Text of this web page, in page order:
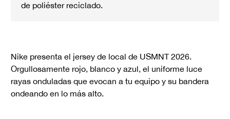
de poliéster reciclado.
Nike presenta el jersey de local de USMNT 2026.
Orgullosamente rojo, blanco y azul, el uniforme luce
rayas onduladas que evocan a tu equipo y su bandera
ondeando en lo más alto.